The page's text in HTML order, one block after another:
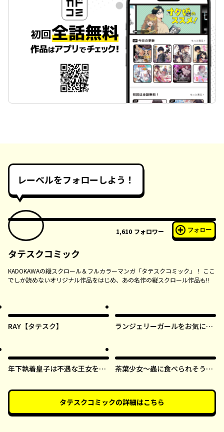
レーベルをフォローしよう！
1,610 フォロワー フォロー
タテスクコミック
KADOKAWAの縦スクロール＆フルカラーマンガ「タテスクコミック」！ ここ
でしか読めないオリジナル作品をはじめ、あの名作の縦スクロール作品も!!
RAY【タテスク】
ランジェリーガールをお気に召
年下執着皇子は不遇な王女を愛
茶葉少女～蟲に食べられそうに
した！～【タテスク】
タテスクコミックの詳細はこちら